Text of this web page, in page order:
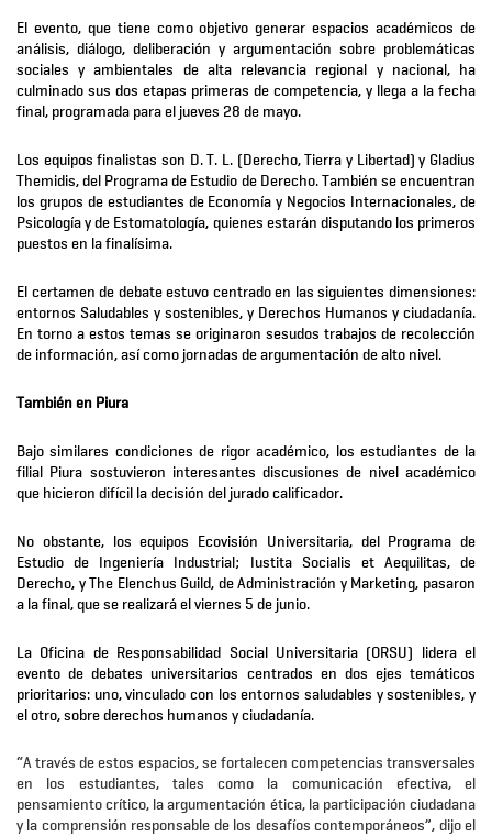
El evento, que tiene como objetivo generar espacios académicos de
análisis, diálogo, deliberación y argumentación sobre problemáticas
sociales y ambientales de alta relevancia regional y nacional, ha
culminado sus dos etapas primeras de competencia, y llega a la fecha
final, programada para el jueves 28 de mayo.
Los equipos finalistas son D. T. L. (Derecho, Tierra y Libertad) y Gladius
Themidis, del Programa de Estudio de Derecho. También se encuentran
los grupos de estudiantes de Economía y Negocios Internacionales, de
Psicología y de Estomatología, quienes estarán disputando los primeros
puestos en la finalísima.
El certamen de debate estuvo centrado en las siguientes dimensiones:
entornos Saludables y sostenibles, y Derechos Humanos y ciudadanía.
En torno a estos temas se originaron sesudos trabajos de recolección
de información, así como jornadas de argumentación de alto nivel.
También en Piura
Bajo similares condiciones de rigor académico, los estudiantes de la
filial Piura sostuvieron interesantes discusiones de nivel académico
que hicieron difícil la decisión del jurado calificador.
No obstante, los equipos Ecovisión Universitaria, del Programa de
Estudio de Ingeniería Industrial; Iustita Socialis et Aequilitas, de
Derecho, y The Elenchus Guild, de Administración y Marketing, pasaron
a la final, que se realizará el viernes 5 de junio.
La Oficina de Responsabilidad Social Universitaria (ORSU) lidera el
evento de debates universitarios centrados en dos ejes temáticos
prioritarios: uno, vinculado con los entornos saludables y sostenibles, y
el otro, sobre derechos humanos y ciudadanía.
“A través de estos espacios, se fortalecen competencias transversales
en los estudiantes, tales como la comunicación efectiva, el
pensamiento crítico, la argumentación ética, la participación ciudadana
y la comprensión responsable de los desafíos contemporáneos”, dijo el